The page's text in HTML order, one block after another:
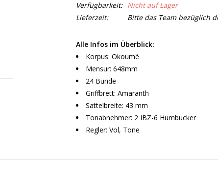
Verfügbarkeit:
Nicht auf Lager
Lieferzeit:
Bitte das Team bezüglich
Alle Infos im Überblick:
Korpus: Okoumé
Mensur: 648mm
24 Bünde
Griffbrett: Amaranth
Sattelbreite: 43 mm
Tonabnehmer: 2 IBZ-6 Humbucker
Regler: Vol, Tone